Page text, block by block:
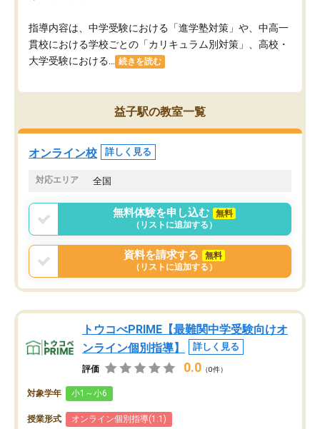
指導内容は、中学受験における「進学塾対策」や、中高一
貫校における学校ごとの「カリキュラム別対策」、高校・
大学受験における...
続きを読む
益子駅の教室一覧
オンライン校 詳しく見る
対応エリア 全国
無料体験を申し込む
無料
（リストに追加する）
資料を請求する
無料
（リストに追加する）
トウコべPRIME【最難関中学受験向けオ
ンライン個別指導】
詳しく見る
評価 0.0 （0件）
対象学年 小1～小6
授業形式 オンライン個別指導(1:1)